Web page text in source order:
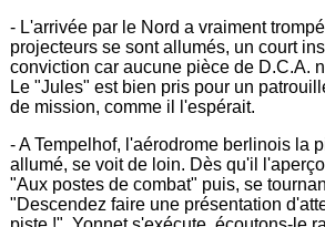
- L'arrivée par le Nord a vraiment
projecteurs se sont allumés, un court
conviction car aucune pièce de D.C.A.
Le "Jules" est bien pris pour un
de mission, comme il l'espérait.
- A Tempelhof, l'aérodrome berlinois la
allumé, se voit de loin. Dès qu'il
"Aux postes de combat" puis, se
"Descendez faire une présentation